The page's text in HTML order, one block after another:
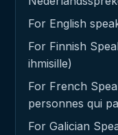
For English
For Finnish
ihmisille)
For French
personnes qui
For Galician